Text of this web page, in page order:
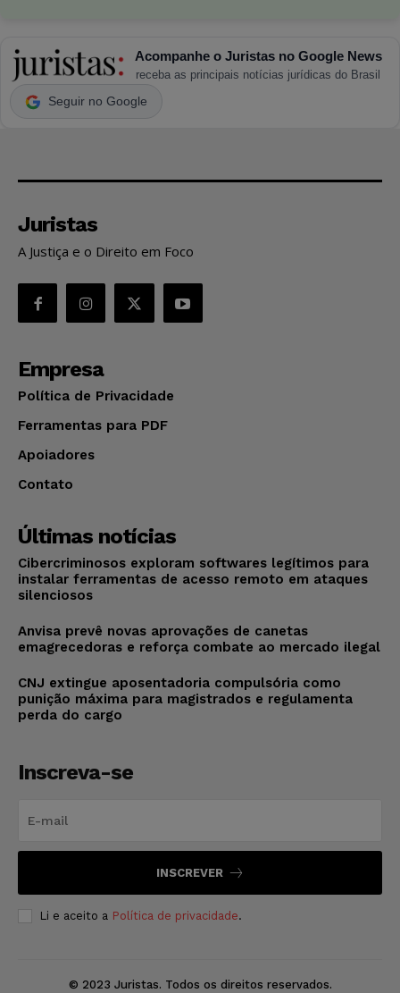
Acompanhe o Juristas no Google News
receba as principais notícias jurídicas do Brasil
Seguir no Google
Juristas
A Justiça e o Direito em Foco
Empresa
Política de Privacidade
Ferramentas para PDF
Apoiadores
Contato
Últimas notícias
Cibercriminosos exploram softwares legítimos para
instalar ferramentas de acesso remoto em ataques
silenciosos
Anvisa prevê novas aprovações de canetas
emagrecedoras e reforça combate ao mercado ilegal
CNJ extingue aposentadoria compulsória como
punição máxima para magistrados e regulamenta
perda do cargo
Inscreva-se
INSCREVER
Li e aceito a Política de privacidade.
© 2023 Juristas. Todos os direitos reservados.